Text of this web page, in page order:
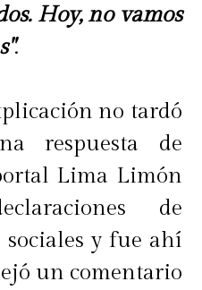
Hoy, no vamos
.
no tardó
respuesta de
Lima Limón
de
y fue ahí
un comentario